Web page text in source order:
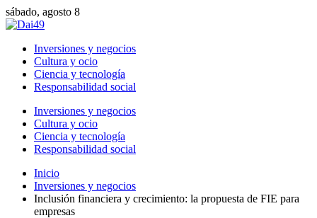
sábado, agosto 8
Inversiones y negocios
Cultura y ocio
Ciencia y tecnología
Responsabilidad social
Inversiones y negocios
Cultura y ocio
Ciencia y tecnología
Responsabilidad social
Inicio
Inversiones y negocios
Inclusión financiera y crecimiento: la propuesta de FIE para
empresas